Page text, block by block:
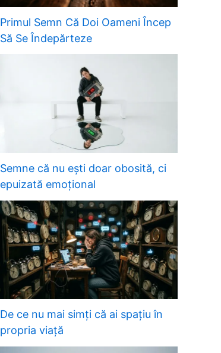
Primul Semn Că Doi Oameni Încep
Să Se Îndepărteze
Semne că nu ești doar obosită, ci
epuizată emoțional
De ce nu mai simți că ai spațiu în
propria viață